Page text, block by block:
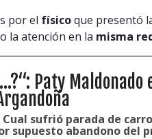
por el físicoque presentó
la atención en la misma
Paty Maldonado
sufrió parada de
supuesto abandono del